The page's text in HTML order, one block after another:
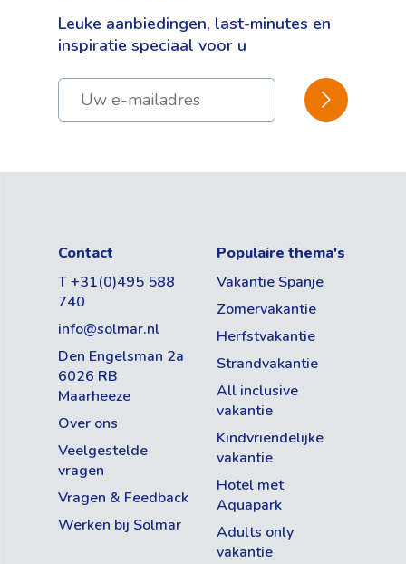
Leuke aanbiedingen, last-minutes en
inspiratie speciaal voor u
BEVESTIGEN
Contact
T +31(0)495 588
740
info@solmar.nl
Den Engelsman 2a
6026 RB
Maarheeze
Over ons
Veelgestelde
vragen
Vragen & Feedback
Werken bij Solmar
Populaire thema's
Vakantie Spanje
Zomervakantie
Herfstvakantie
Strandvakantie
All inclusive
vakantie
Kindvriendelijke
vakantie
Hotel met
Aquapark
Adults only
vakantie